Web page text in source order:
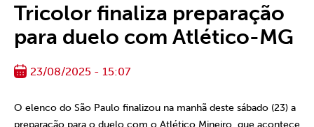
Tricolor finaliza preparação
para duelo com Atlético-MG
23/08/2025 - 15:07
O elenco do São Paulo finalizou na manhã deste sábado (23) a
preparação para o duelo com o Atlético Mineiro, que acontece